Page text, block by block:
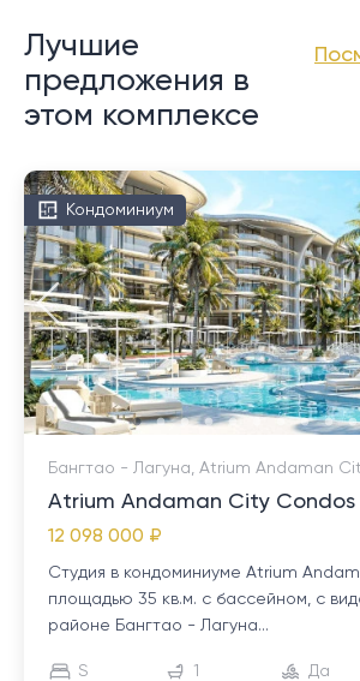
Лучшие
предложения в
этом комплексе
Кондоминиум
Бангтао - Лагуна, Atrium Andaman
Atrium Andaman City
12 098 000 ₽
Студия в кондоминиуме Atrium
площадью 35 кв.м. с бассейном, с
районе Бангтао - Лагуна...
S 1 Да